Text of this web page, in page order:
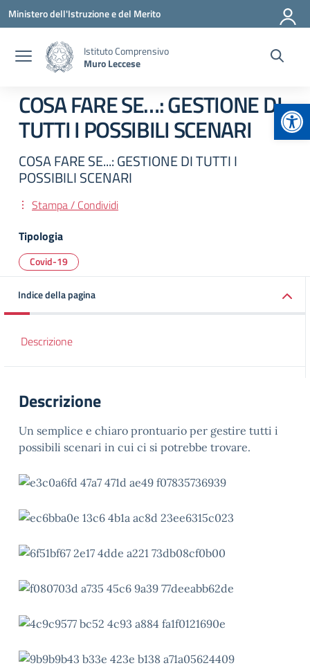
Vai ai contenuti
Vai al menu di navigazione
Vai al footer
Ministero dell'Istruzione e del Merito
Istituto Comprensivo
Muro Leccese
COSA FARE SE…: GESTIONE DI
TUTTI I POSSIBILI SCENARI
COSA FARE SE...: GESTIONE DI TUTTI I
POSSIBILI SCENARI
Stampa / Condividi
Tipologia
Covid-19
Indice della pagina
Descrizione
Descrizione
Un semplice e chiaro prontuario per gestire tutti i
possibili scenari in cui ci si potrebbe trovare.